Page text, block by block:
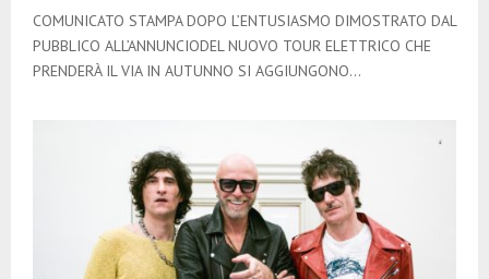
COMUNICATO STAMPA DOPO L’ENTUSIASMO DIMOSTRATO DAL
PUBBLICO ALL’ANNUNCIODEL NUOVO TOUR ELETTRICO CHE
PRENDERÀ IL VIA IN AUTUNNO SI AGGIUNGONO...